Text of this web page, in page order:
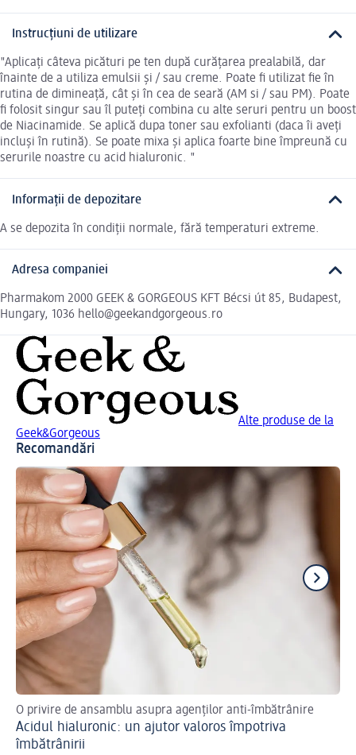
Instrucțiuni de utilizare
"Aplicați câteva picături pe ten după curățarea prealabilă, dar
înainte de a utiliza emulsii și / sau creme. Poate fi utilizat fie în
rutina de dimineață, cât și în cea de seară (AM si / sau PM). Poate
fi folosit singur sau îl puteți combina cu alte seruri pentru un boost
de Niacinamide. Se aplică dupa toner sau exfolianti (daca îi aveți
incluși în rutină). Se poate mixa și aplica foarte bine împreună cu
serurile noastre cu acid hialuronic. "
Informații de depozitare
A se depozita în condiții normale, fără temperaturi extreme.
Adresa companiei
Pharmakom 2000 GEEK & GORGEOUS KFT Bécsi út 85, Budapest,
Hungary, 1036 hello@geekandgorgeous.ro
Alte produse de la
Geek&Gorgeous
Recomandări
O privire de ansamblu asupra agenților anti-îmbătrânire
Acidul hialuronic: un ajutor valoros împotriva
îmbătrânirii